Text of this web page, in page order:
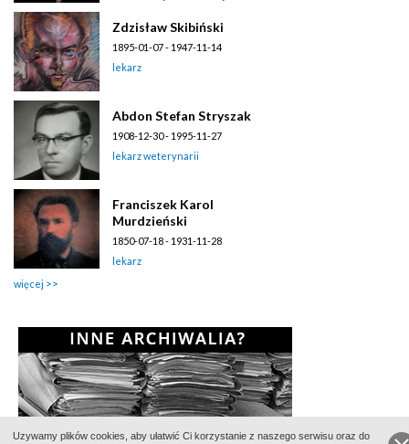
Zdzisław Skibiński
1895-01-07 - 1947-11-14
lekarz
Abdon Stefan Stryszak
1908-12-30 - 1995-11-27
lekarz weterynarii
Franciszek Karol
Murdzieński
1850-07-18 - 1931-11-28
lekarz
więcej
Uzywamy plików cookies, aby ułatwić Ci korzystanie z naszego serwisu oraz do